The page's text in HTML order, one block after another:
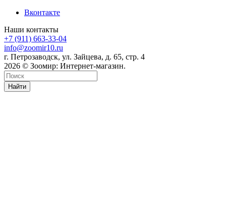
Вконтакте
Наши контакты
+7 (911) 663-33-04
info@zoomir10.ru
г. Петрозаводск, ул. Зайцева, д. 65, стр. 4
2026 © Зоомир: Интернет-магазин.
Найти